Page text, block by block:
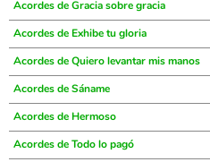
Acordes de Gracia sobre gracia
Acordes de Exhibe tu gloria
Acordes de Quiero levantar mis manos
Acordes de Sáname
Acordes de Hermoso
Acordes de Todo lo pagó